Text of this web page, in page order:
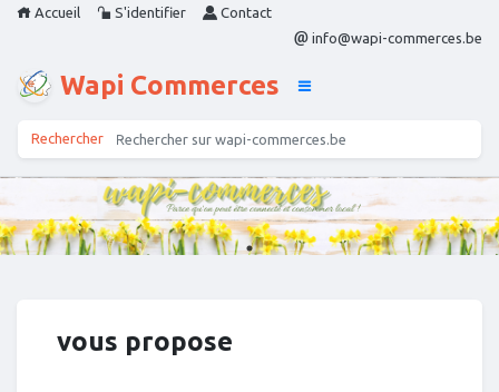
Accueil S'identifier
Contact
info@wapi-commerces.be
Wapi Commerces
vous propose